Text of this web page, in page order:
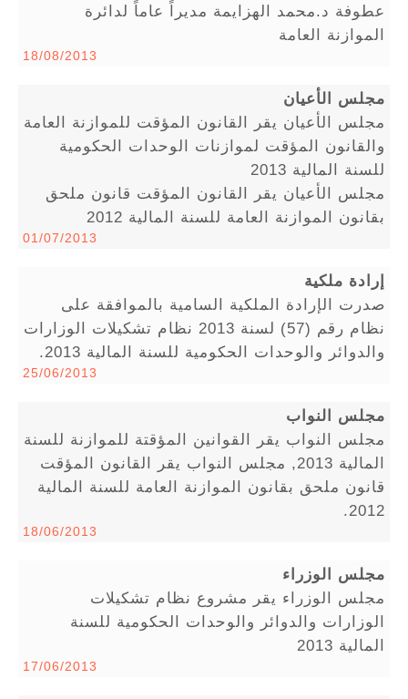
عطوفة د.محمد الهزايمة مديراً عاماً لدائرة
الموازنة العامة
18/08/2013
مجلس الأعيان
مجلس الأعيان يقر القانون المؤقت للموازنة العامة
والقانون المؤقت لموازنات الوحدات الحكومية
للسنة المالية 2013
مجلس الأعيان يقر القانون المؤقت قانون ملحق
بقانون الموازنة العامة للسنة المالية 2012
01/07/2013
إرادة ملكية
صدرت الإرادة الملكية السامية بالموافقة على
نظام رقم (57) لسنة 2013 نظام تشكيلات الوزارات
والدوائر والوحدات الحكومية للسنة المالية 2013.
25/06/2013
مجلس النواب
مجلس النواب يقر القوانين المؤقتة للموازنة للسنة
المالية 2013, مجلس النواب يقر القانون المؤقت
قانون ملحق بقانون الموازنة العامة للسنة المالية
2012.
18/06/2013
مجلس الوزراء
مجلس الوزراء يقر مشروع نظام تشكيلات
الوزارات والدوائر والوحدات الحكومية للسنة
المالية 2013
17/06/2013